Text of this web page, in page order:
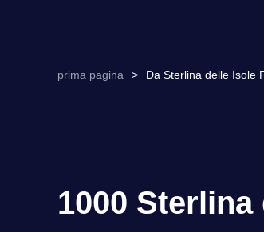
prima pagina > Da Sterlina delle Isole
1000